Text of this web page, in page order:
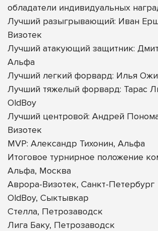
обладатели индивидуальных
Лучший разыгрывающий: Иван
Визотек
Лучший атакующий защитник:
Альфа
Лучший легкий форвард: Илья
Лучший тяжелый форвард: Тарас
OldBoy
Лучший центровой: Андрей
Визотек
MVP: Александр Тихонин, Альфа
Итоговое турнирное положение
Альфа, Москва
Аврора-Визотек, Санкт-Петербург
OldBoy, Сыктывкар
Стелла, Петрозаводск
Лига Баку, Петрозаводск